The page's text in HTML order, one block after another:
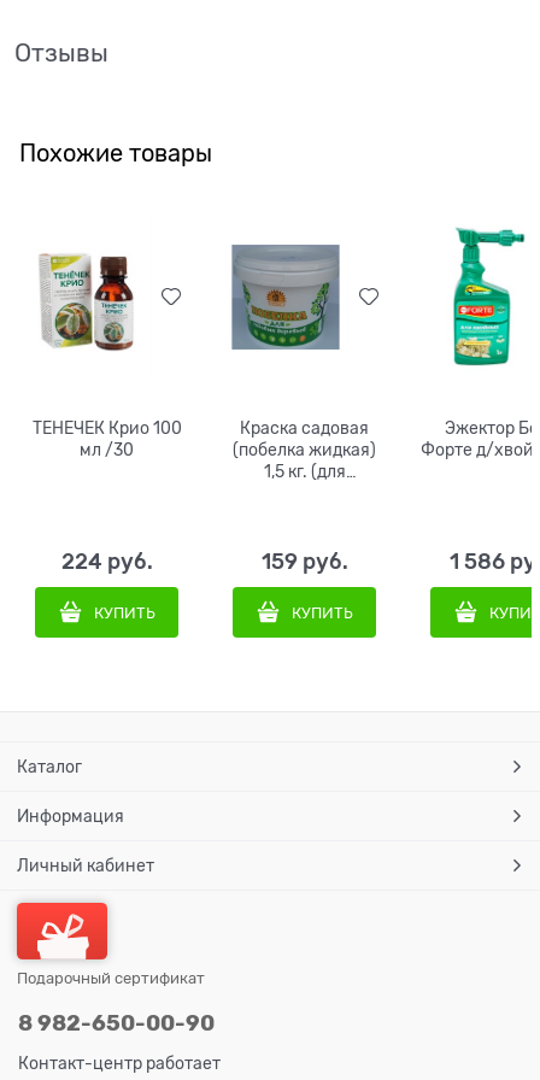
Отзывы
Похожие товары
ТЕНЕЧЕК Крио 100
мл /30
224 руб.
КУПИТЬ
Краска садовая
(побелка жидкая)
1,5 кг. (для
159 руб.
КУПИТЬ
Эжектор
Форте д/
1 586
Каталог
Информация
Личный кабинет
Подарочный сертификат
8 982-650-00-90
Контакт-центр работает